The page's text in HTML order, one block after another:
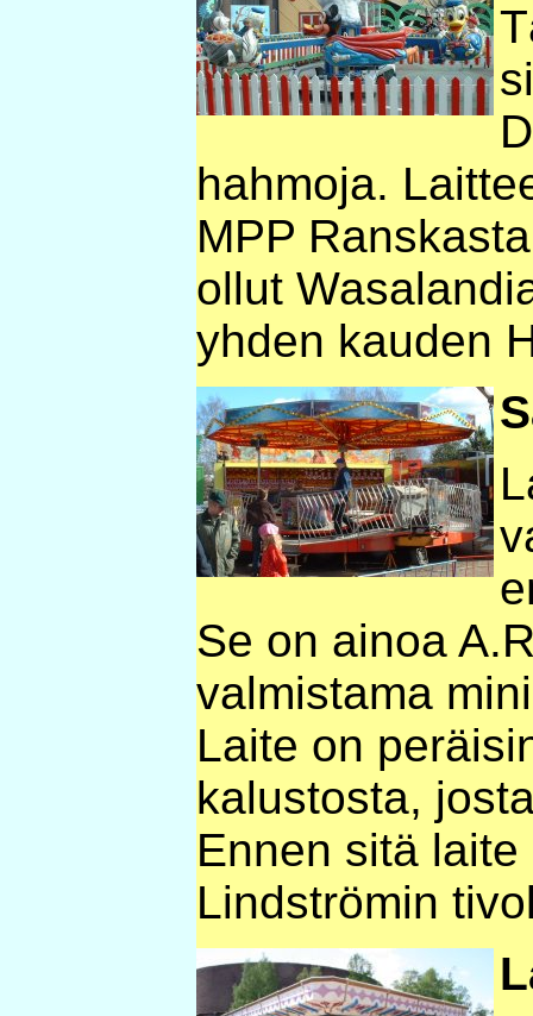
hahmoja.
MPP
ollut
yhden kauden
Se on ainoa
valmistama
Laite on
kalustosta,
Ennen sitä
Lindströmin